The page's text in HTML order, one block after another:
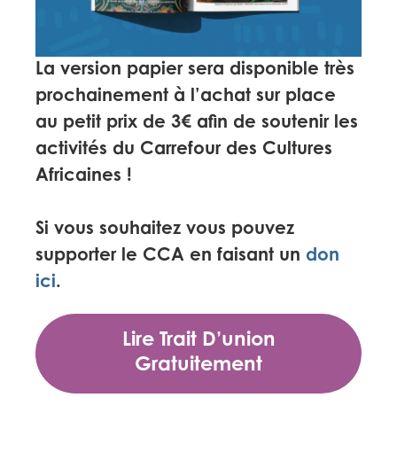
La version papier sera disponible très
prochainement à l’achat sur place
au petit prix de 3€ afin de soutenir les
activités du Carrefour des Cultures
Africaines !
Si vous souhaitez vous pouvez
supporter le CCA en faisant un don
ici.
Lire Trait D’union
Gratuitement